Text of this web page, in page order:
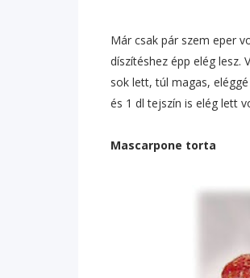
Már csak pár szem eper
díszítéshez épp elég lesz.
sok lett, túl magas,
és 1 dl tejszín is elég lett
Mascarpone torta